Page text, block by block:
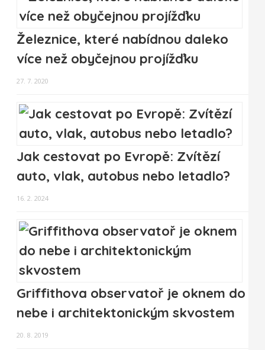
Železnice, které nabídnou daleko
více než obyčejnou projížďku
27. 7. 2020
Jak cestovat po Evropě: Zvítězí
auto, vlak, autobus nebo letadlo?
16. 2. 2024
Griffithova observatoř je oknem do
nebe i architektonickým skvostem
20. 8. 2019